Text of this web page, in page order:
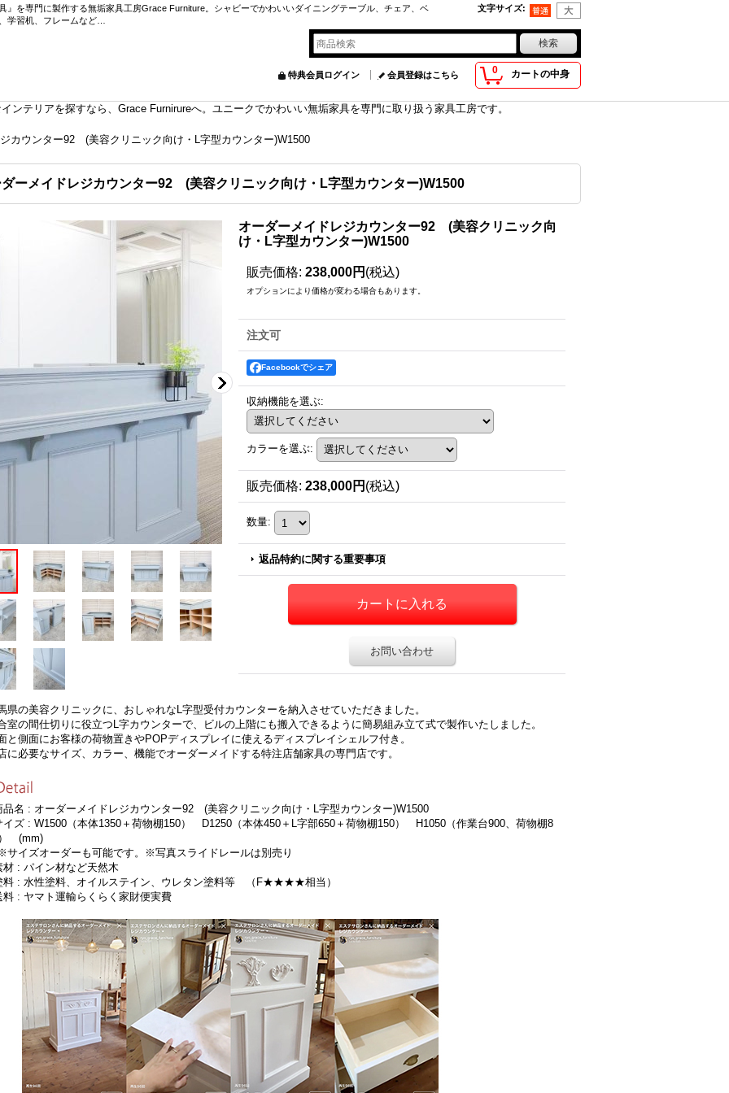
』を専門に製作する無垢家具工房Grace Furniture。シャビーでかわいいダイニングテーブル、チェア、ベ
学習机、フレームなど…
文字サイズ:
0 カートの中身
特典会員ログイン 会員登録はこちら
ンテリアを探すなら、Grace Furnirureへ。ユニークでかわいい無垢家具を専門に取り扱う家具工房です。
カウンター92 (美容クリニック向け・L字型カウンター)W1500
ーメイドレジカウンター92 (美容クリニック向け・L字型カウンター)W1500
オーダーメイドレジカウンター92 (美容クリニック向
け・L字型カウンター)W1500
販売価格: 238,000円 (税込)
オプションにより価格が変わる場合もあります。
注文可
Facebookでシェア
収納機能を選ぶ:
カラーを選ぶ:
販売価格: 238,000円 (税込)
数量:
返品特約に関する重要事項
お問い合わせ
県の美容クリニックに、おしゃれなL字型受付カウンターを納入させていただきました。
室の間仕切りに役立つL字カウンターで、ビルの上階にも搬入できるように簡易組み立て式で製作いたしました。
と側面にお客様の荷物置きやPOPディスプレイに使えるディスプレイシェルフ付き。
に必要なサイズ、カラー、機能でオーダーメイドする特注店舗家具の専門店です。
品名 : オーダーメイドレジカウンター92 (美容クリニック向け・L字型カウンター)W1500
イズ : W1500（本体1350＋荷物棚150） D1250（本体450＋L字部650＋荷物棚150） H1050（作業台900、荷物棚8
(mm)
イズオーダーも可能です。※写真スライドレールは別売り
材 : パイン材など天然木
料 : 水性塗料、オイルステイン、ウレタン塗料等 （F★★★★相当）
料 : ヤマト運輸らくらく家財便実費